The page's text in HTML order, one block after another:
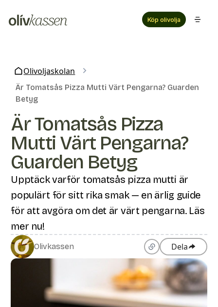
Köp olivolja
Olivoljaskolan
Är Tomatsås Pizza Mutti Värt Pengarna? Guarden
Betyg
Är Tomatsås Pizza
Mutti Värt Pengarna?
Guarden Betyg
Upptäck varför tomatsås pizza mutti är
populärt för sitt rika smak — en ärlig guide
för att avgöra om det är värt pengarna. Läs
mer nu!
Olivkassen Dela